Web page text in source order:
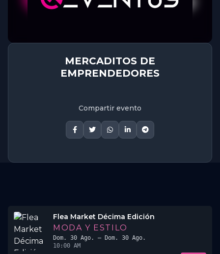
MERCADITOS DE
EMPRENDEDORES
Compartir evento
Flea Market Décima Edición
MODA Y ESTILO
Dom. 30 Ago.
– Dom. 30 Ago.
10:00 AM